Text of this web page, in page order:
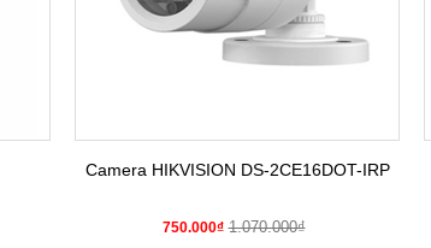
Camera HIKVISION DS-2CE16DOT-IRP
750.000₫ 1.070.000₫